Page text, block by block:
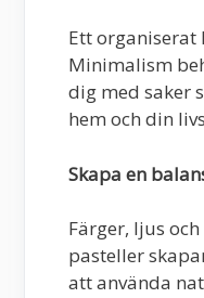
Ett organiserat
Minimalism
dig med saker
hem och din
Skapa en
Färger, ljus
pasteller
att använda